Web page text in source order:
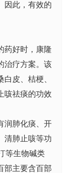
因此，有效的
药好时，康隆
治疗方案。该
皮、桔梗、
咳祛痰的功效
润肺化痰、开
清肺止咳等功
等生物碱类
部主要含百部